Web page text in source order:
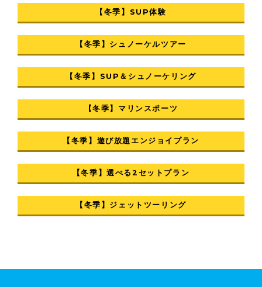
【冬季】SUP体験
【冬季】シュノーケルツアー
【冬季】SUP＆シュノーケリング
【冬季】マリンスポーツ
【冬季】遊び放題エンジョイプラン
【冬季】選べる2セットプラン
【冬季】ジェットツーリング